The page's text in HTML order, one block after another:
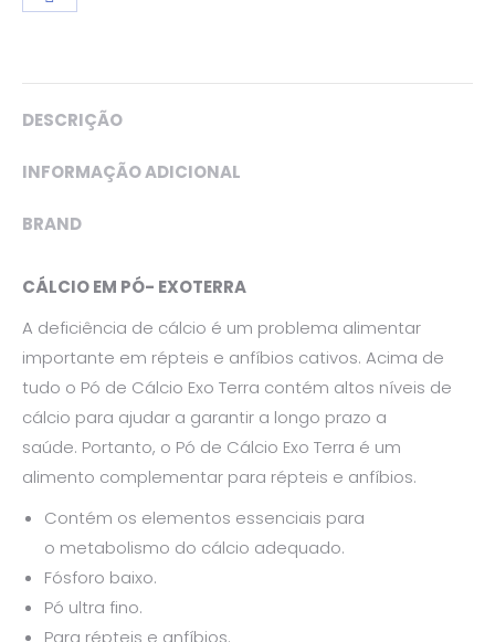
DESCRIÇÃO
INFORMAÇÃO ADICIONAL
BRAND
CÁLCIO EM PÓ- EXOTERRA
A deficiência de cálcio é um problema alimentar
importante em répteis e anfíbios cativos. Acima de
tudo o Pó de Cálcio Exo Terra contém altos níveis de
cálcio para ajudar a garantir a longo prazo a
saúde. Portanto, o Pó de Cálcio Exo Terra é um
alimento complementar para répteis e anfíbios.
Contém os elementos essenciais para
o metabolismo do cálcio adequado.
Fósforo baixo.
Pó ultra fino.
Para répteis e anfíbios.